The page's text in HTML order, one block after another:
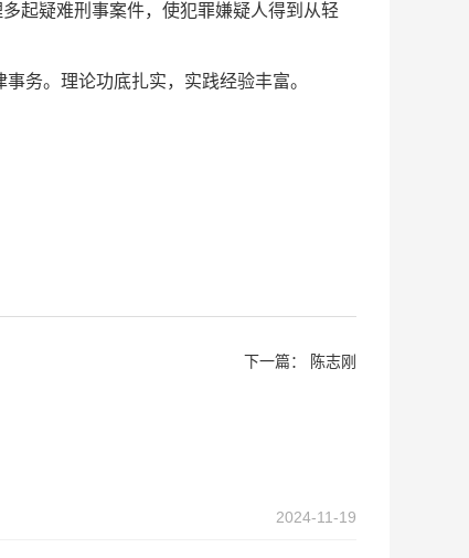
起疑难刑事案件，使犯罪嫌疑人得到从轻
务。理论功底扎实，实践经验丰富。
下一篇： 陈志刚
2024-11-19